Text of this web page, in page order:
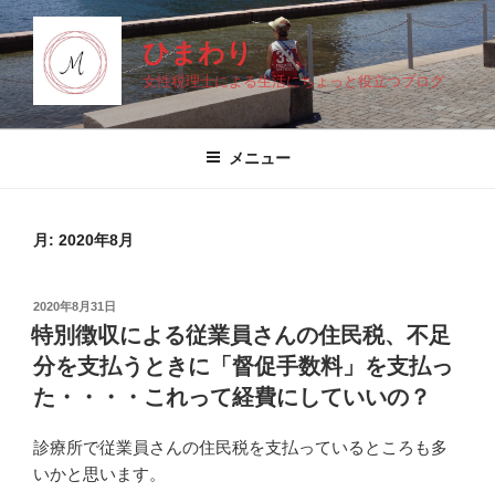
コ
ン
テ
ン
ツ
ひまわり
女性税理士による生活にちょっと役立つブログ
メニュー
月: 2020年8月
投
稿
日:
2020年8月31日
特別徴収による従業員さんの住民税、不足
分を支払うときに「督促手数料」を支払っ
た・・・・これって経費にしていいの？
診療所で従業員さんの住民税を支払っているところも多
いかと思います。